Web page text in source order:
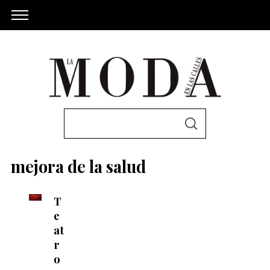
o
S
mejora de la salud
T
e
at
r
o